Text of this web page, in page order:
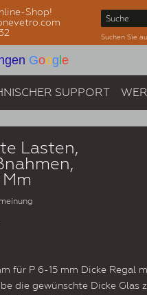
Shop!
Suchen Sie
Goog e
SUPPORT
Lasten,
für P 6-15 mm Dicke Regal
die gewünschte Dicke Glas